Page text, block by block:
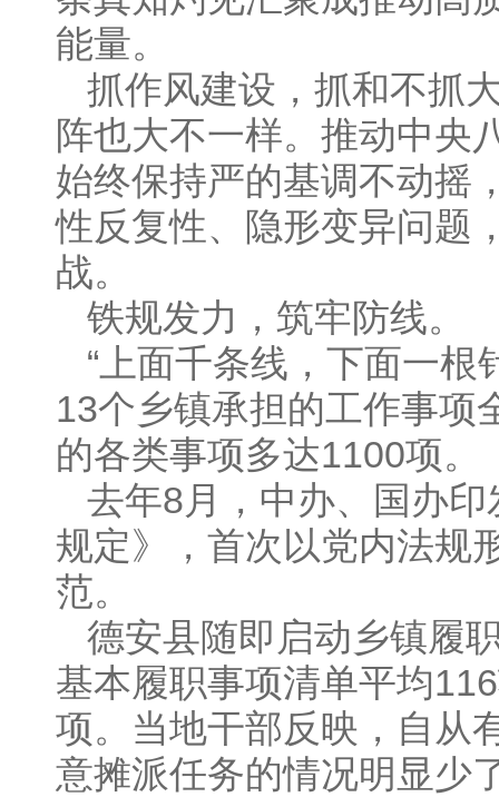
能量。
抓作风建设，抓和不抓
阵也大不一样。推动中央
始终保持严的基调不动摇
性反复性、隐形变异问题
战。
铁规发力，筑牢防线。
“上面千条线，下面一根
13个乡镇承担的工作事项
的各类事项多达1100项。
去年8月，中办、国办
规定》，首次以党内法规
范。
德安县随即启动乡镇履
基本履职事项清单平均
项。当地干部反映，自从
意摊派任务的情况明显少